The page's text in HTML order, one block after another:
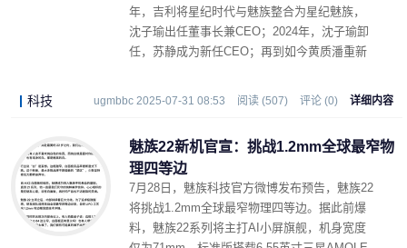
年，吉利将星纪时代与魅族整合为星纪魅族，
沈子瑜出任董事长兼CEO；2024年，沈子瑜卸
任，苏静成为新任CEO；再到如今黄质潘重新
科技 ugmbbc 2025-07-31 08:53 阅读 (507) 评论 (0) 详细内容
魅族22新机官宣：挑战1.2mm全球最窄物
理四等边
7月28日，魅族科技官方微博发布预告，魅族22
将挑战1.2mm全球最窄物理四等边。据此前爆
料，魅族22系列将主打AI小屏旗舰，机身宽度